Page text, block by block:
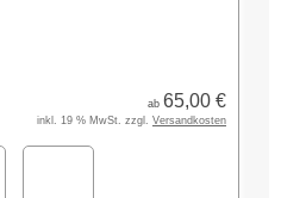
ab 65,00 €
inkl. 19 % MwSt. zzgl. Versandkosten